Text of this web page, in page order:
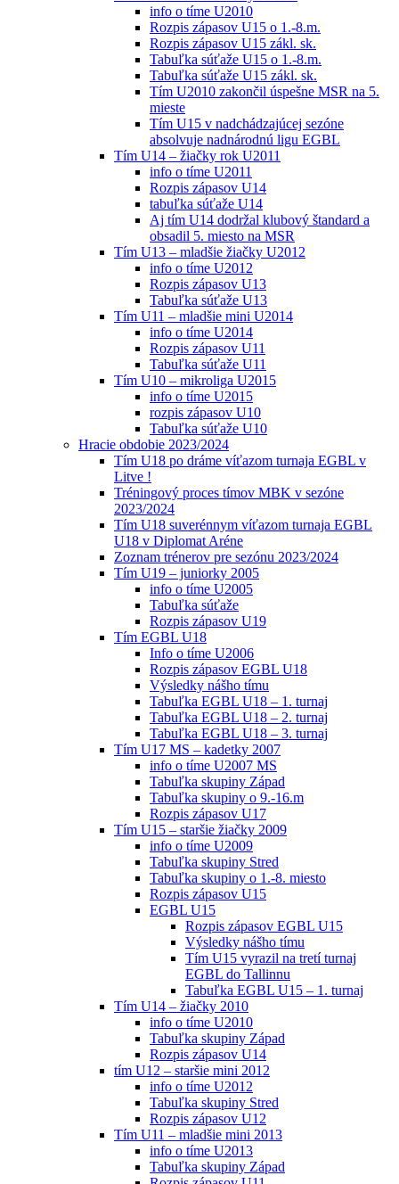
info o tíme U2010
Rozpis zápasov U15 o 1.-8.m.
Rozpis zápasov U15 zákl. sk.
Tabuľka súťaže U15 o 1.-8.m.
Tabuľka súťaže U15 zákl. sk.
Tím U2010 zakončil úspešne MSR na 5.
mieste
Tím U15 v nadchádzajúcej sezóne
absolvuje nadnárodnú ligu EGBL
Tím U14 – žiačky rok U2011
info o tíme U2011
Rozpis zápasov U14
tabuľka súťaže U14
Aj tím U14 dodržal klubový štandard a
obsadil 5. miesto na MSR
Tím U13 – mladšie žiačky U2012
info o tíme U2012
Rozpis zápasov U13
Tabuľka súťaže U13
Tím U11 – mladšie mini U2014
info o tíme U2014
Rozpis zápasov U11
Tabuľka súťaže U11
Tím U10 – mikroliga U2015
info o tíme U2015
rozpis zápasov U10
Tabuľka súťaže U10
Hracie obdobie 2023/2024
Tím U18 po dráme víťazom turnaja EGBL v
Litve !
Tréningový proces tímov MBK v sezóne
2023/2024
Tím U18 suverénnym víťazom turnaja EGBL
U18 v Diplomat Aréne
Zoznam trénerov pre sezónu 2023/2024
Tím U19 – juniorky 2005
info o tíme U2005
Tabuľka súťaže
Rozpis zápasov U19
Tím EGBL U18
Info o tíme U2006
Rozpis zápasov EGBL U18
Výsledky nášho tímu
Tabuľka EGBL U18 – 1. turnaj
Tabuľka EGBL U18 – 2. turnaj
Tabuľka EGBL U18 – 3. turnaj
Tím U17 MS – kadetky 2007
info o tíme U2007 MS
Tabuľka skupiny Západ
Tabuľka skupiny o 9.-16.m
Rozpis zápasov U17
Tím U15 – staršie žiačky 2009
info o tíme U2009
Tabuľka skupiny Stred
Tabuľka skupiny o 1.-8. miesto
Rozpis zápasov U15
EGBL U15
Rozpis zápasov EGBL U15
Výsledky nášho tímu
Tím U15 vyrazil na tretí turnaj
EGBL do Tallinnu
Tabuľka EGBL U15 – 1. turnaj
Tím U14 – žiačky 2010
info o tíme U2010
Tabuľka skupiny Západ
Rozpis zápasov U14
tím U12 – staršie mini 2012
info o tíme U2012
Tabuľka skupiny Stred
Rozpis zápasov U12
Tím U11 – mladšie mini 2013
info o tíme U2013
Tabuľka skupiny Západ